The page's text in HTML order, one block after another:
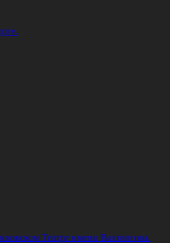
Театре имени Вахтангова.